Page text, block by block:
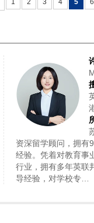
1 2 3 4 5 6
资深留学顾问，拥有
经验。凭着对教育事
行业，拥有多年英联
导经验，对学校专…